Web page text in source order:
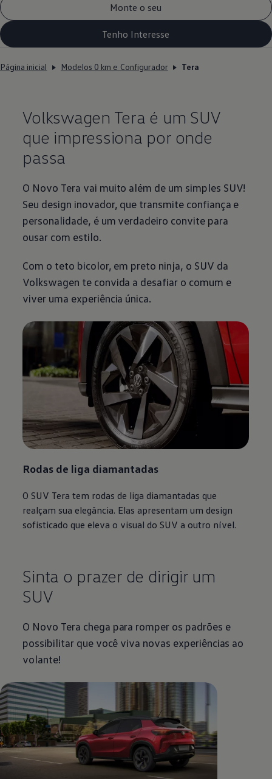
Monte o seu
Tenho Interesse
Página inicial Modelos 0 km e Configurador Tera
Volkswagen Tera é um SUV
que impressiona por onde
passa
O Novo Tera vai muito além de um simples SUV!
Seu design inovador, que transmite confiança e
personalidade, é um verdadeiro convite para
ousar com estilo.
Com o teto bicolor, em preto ninja, o SUV da
Volkswagen te convida a desafiar o comum e
viver uma experiência única.
Rodas de liga diamantadas
O SUV Tera tem rodas de liga diamantadas que
realçam sua elegância. Elas apresentam um design
sofisticado que eleva o visual do SUV a outro nível.
Sinta o prazer de dirigir um
SUV
O Novo Tera chega para romper os padrões e
possibilitar que você viva novas experiências ao
volante!